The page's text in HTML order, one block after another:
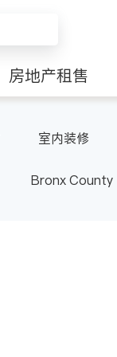
房地产租售
室内装修
Bronx County